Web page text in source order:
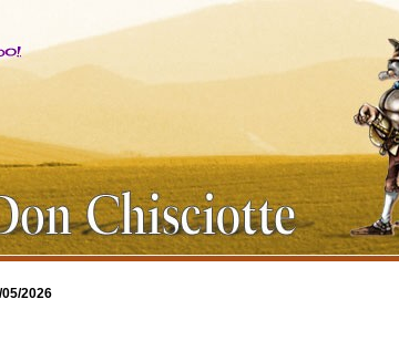
05/2026